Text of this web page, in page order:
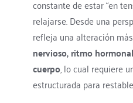
constante de estar “en
relajarse. Desde una
refleja una alteración
nervioso, ritmo
cuerpo, lo cual requiere
estructurada para